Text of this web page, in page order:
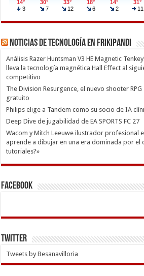
Noticias de Tecnología en Frikipandi
Análisis Razer Huntsman V3 HE Magnetic
lleva la tecnología magnética Hall Effect al
competitivo
The Division Resurgence, el nuevo shooter
gratuito
Philips elige a Tandem como su socio de IA
Deep Dive de jugabilidad de EA SPORTS FC 27
Wacom y Mitch Leeuwe ilustrador profesional
aprende a dibujar en una era dominada por el
tutoriales?»
Facebook
Twitter
Tweets by Besanavilloria